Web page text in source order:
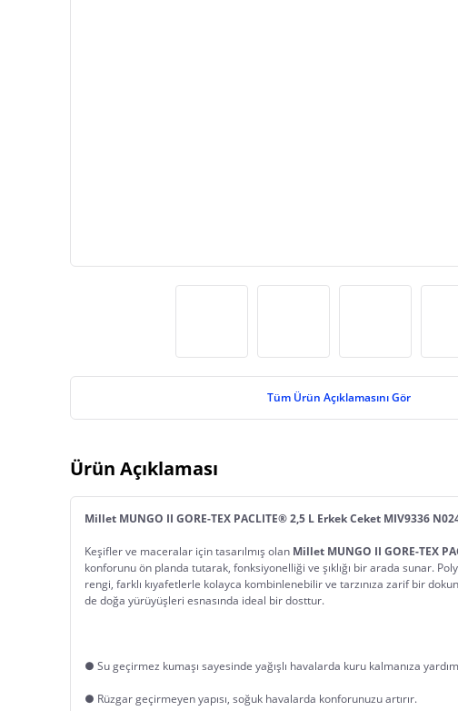
Tüm Ürün Açıklamasını Gör
Ürün Açıklaması
Millet MUNGO II GORE-TEX PACLITE® 2,5 L Erkek Ceket MIV9336
Keşifler ve maceralar için tasarılmış olan Millet MUNGO II GORE-TEX
konforunu ön planda tutarak, fonksiyonelliği ve şıklığı bir arada sunar.
rengi, farklı kıyafetlerle kolayca kombinlenebilir ve tarzınıza zarif bir
de doğa yürüyüşleri esnasında ideal bir dosttur.
● Su geçirmez kumaşı sayesinde yağışlı havalarda kuru kalmanıza
● Rüzgar geçirmeyen yapısı, soğuk havalarda konforunuzu artırır.